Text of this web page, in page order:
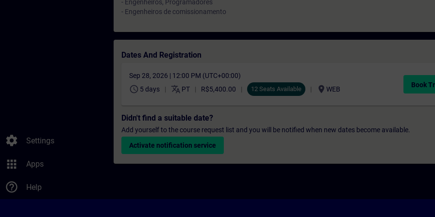
settings Settings
apps Apps
help_outline Help
- Engenheiros, Programadores
- Engenheiros de comissionamento
Dates And Registration
Sep 28, 2026 | 12:00 PM (UTC+00:00)
schedule 5 days translate PT R$5,400.00 12 Seats Available location_on WEB
Book
Didn't find a suitable date?
Add yourself to the course request list and you will be notified when new dates become available.
Activate notification service